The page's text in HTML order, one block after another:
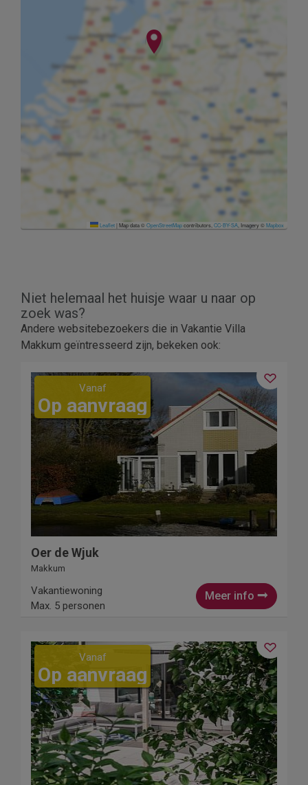
Leaflet|Map data ©OpenStreetMapcontributors,CC-BY-SA, Imagery ©Mapbox
Niet helemaal het huisje waar u naar op
zoek was?
Andere websitebezoekers die in Vakantie Villa
Makkum geïntresseerd zijn, bekeken ook:
Vanaf
Op aanvraag
Oer de Wjuk
Makkum
Meer info
Vakantiewoning
Max. 5 personen
Vanaf
Op aanvraag